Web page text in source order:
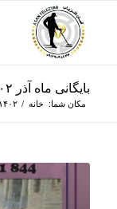
بایگانی ماه آذر ۱۴۰۲
مکان شما: خانه / ۱۴۰۲